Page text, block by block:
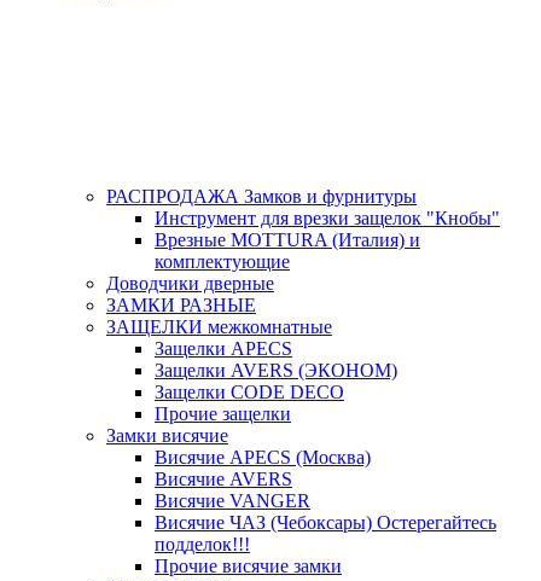
РАСПРОДАЖА Замков и фурнитуры
Инструмент для врезки защелок "Кнобы"
Врезные MOTTURA (Италия) и
комплектующие
Доводчики дверные
ЗАМКИ РАЗНЫЕ
ЗАЩЕЛКИ межкомнатные
Защелки APECS
Защелки AVERS (ЭКОНОМ)
Защелки CODE DECO
Прочие защелки
Замки висячие
Висячие APECS (Москва)
Висячие AVERS
Висячие VANGER
Висячие ЧАЗ (Чебоксары) Остерегайтесь
подделок!!!
Прочие висячие замки